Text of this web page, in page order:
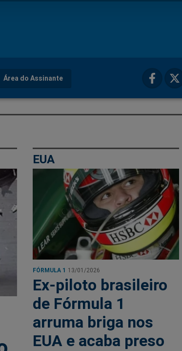
Área do Assinante
EUA
FÓRMULA 1 13/01/2026
Ex-piloto brasileiro
de Fórmula 1
arruma briga nos
EUA e acaba preso